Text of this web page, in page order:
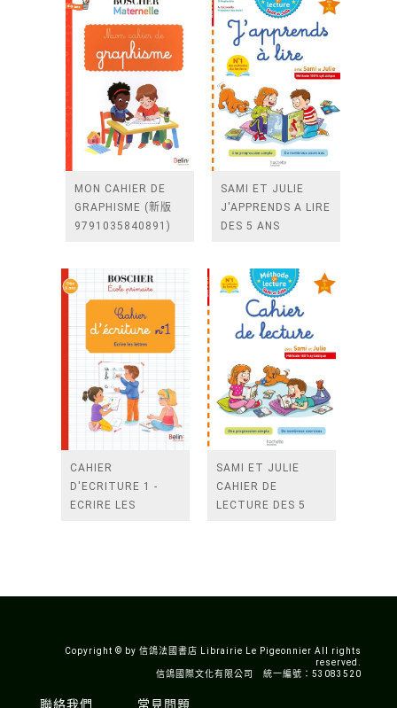
MON CAHIER DE
GRAPHISME (新版
9791035840891)
SAMI ET JULIE
J'APPRENDS A LIRE
DES 5 ANS
CAHIER
D'ECRITURE 1 -
ECRIRE LES
SAMI ET JULIE
CAHIER DE
LECTURE DES 5
Copyright © by 信鴿法國書店 Librairie Le Pigeonnier All rights
reserved.
信鴿國際文化有限公司 統一編號：53083520
聯絡我們 常見問題